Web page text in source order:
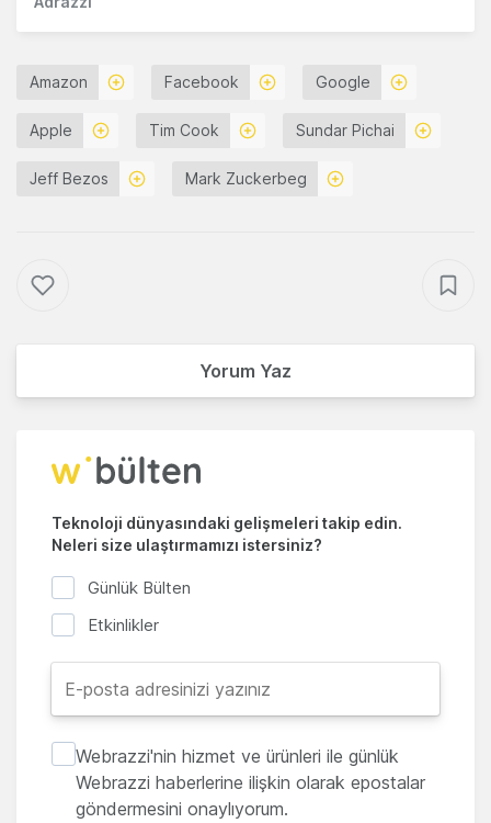
Amazon Facebook Google
Apple Tim Cook Sundar Pichai
Jeff Bezos Mark Zuckerbeg
Yorum Yaz
Teknoloji dünyasındaki gelişmeleri takip edin.
Neleri size ulaştırmamızı istersiniz?
Günlük Bülten
Etkinlikler
Webrazzi'nin hizmet ve ürünleri ile günlük
Webrazzi haberlerine ilişkin olarak epostalar
göndermesini onaylıyorum.